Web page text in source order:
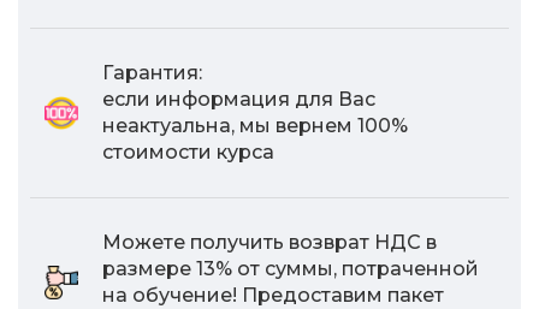
Гарантия:
если информация для Вас
неактуальна, мы вернем 100%
стоимости курса
Можете получить возврат НДС в
размере 13% от суммы, потраченной
на обучение! Предоставим пакет